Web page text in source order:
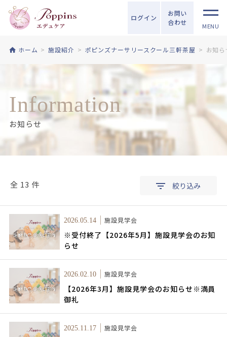
ログイン
お問い
合わせ
MENU
ホーム 施設紹介 ポピンズナーサリースクール三軒茶屋 お知
Information
お知らせ
全 13 件 絞り込み
2026.05.14 施設見学会
※受付終了【2026年5月】施設見学会のお知
らせ
2026.02.10 施設見学会
【2026年3月】施設見学会のお知らせ※満員
御礼
2025.11.17 施設見学会